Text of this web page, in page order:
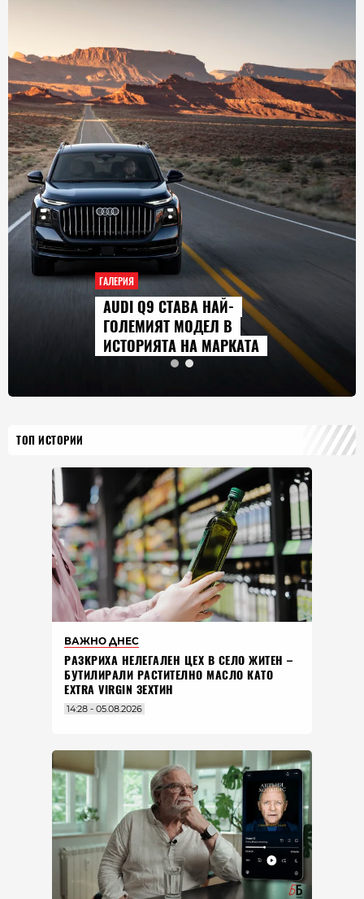
ГАЛЕРИЯ
AUDI Q9 СТАВА НАЙ-
ГОЛЕМИЯТ МОДЕЛ В
ИСТОРИЯТА НА МАРКАТА
ТОП ИСТОРИИ
ВАЖНО ДНЕС
РАЗКРИХА НЕЛЕГАЛЕН ЦЕХ В СЕЛО ЖИТЕН –
БУТИЛИРАЛИ РАСТИТЕЛНО МАСЛО КАТО
EXTRA VIRGIN ЗЕХТИН
14:28 - 05.08.2026